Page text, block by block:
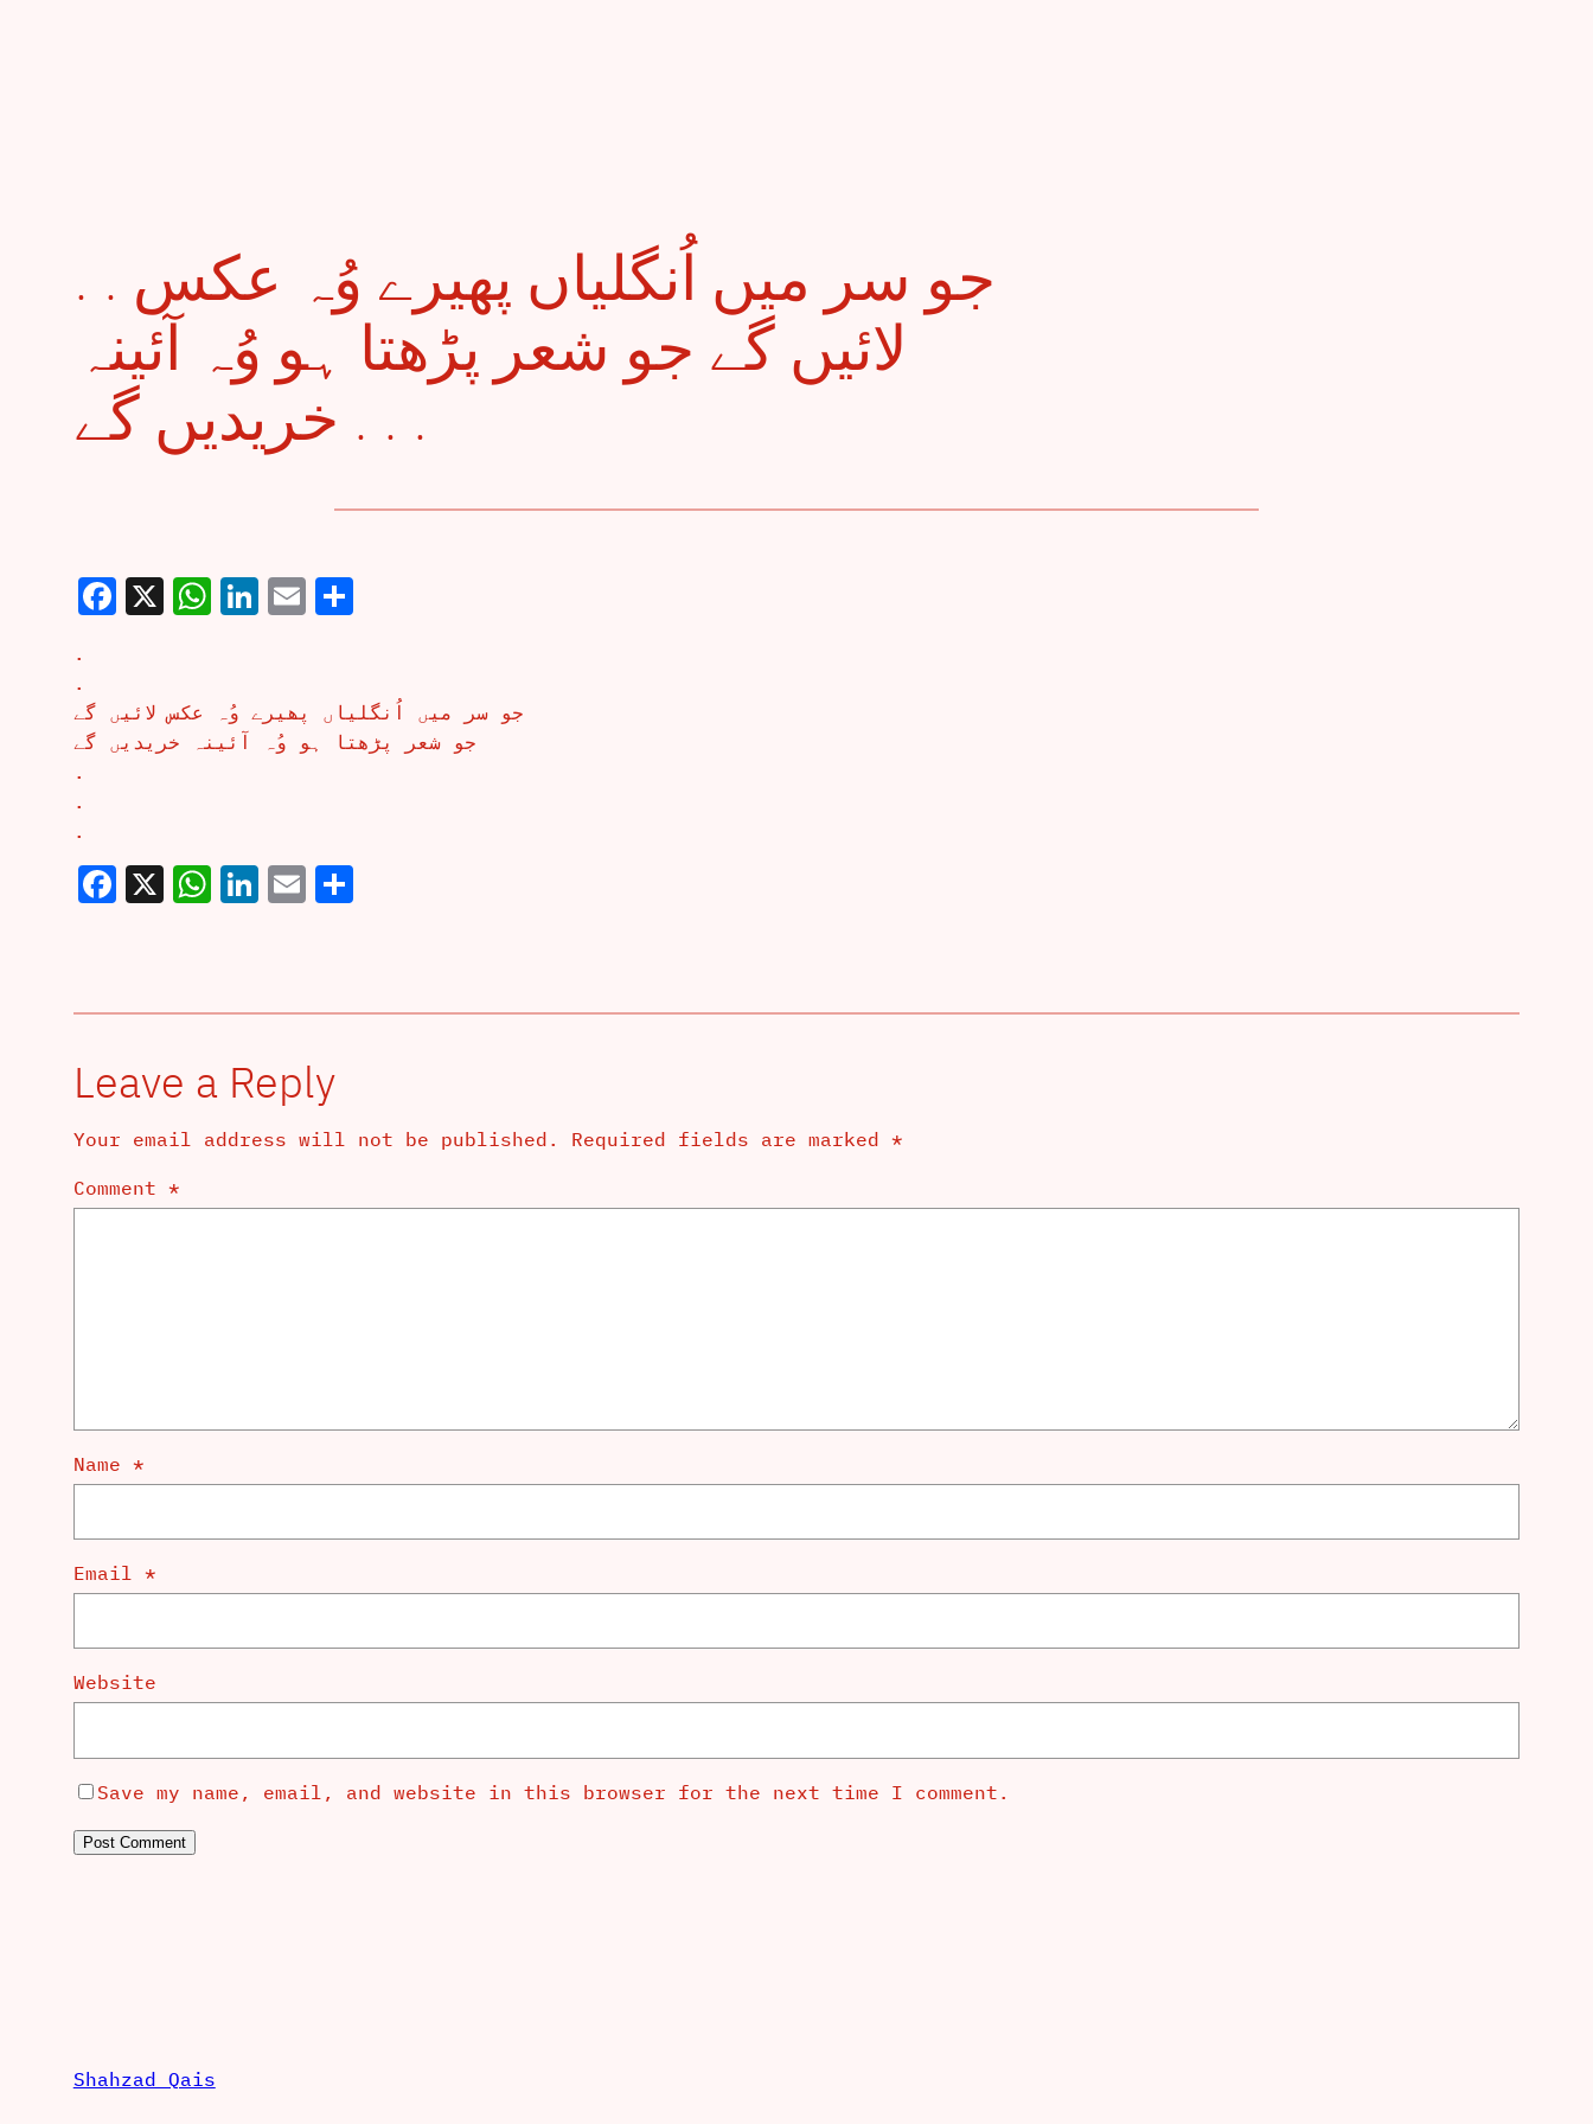
. . جو سر میں اُنگلیاں پھیرے وُہ عکس
لائیں گے جو شعر پڑھتا ہو وُہ آئینہ
خریدیں گے . . .
Facebook
X WhatsApp
LinkedIn
EmailShare
.
.
جو سر میں اُنگلیاں پھیرے وُہ عکس لائیں گے
جو شعر پڑھتا ہو وُہ آئینہ خریدیں گے
.
.
.
Facebook
X WhatsApp
LinkedIn
EmailShare
Leave a Reply
Your email address will not be published. Required fields are marked *
Comment *
Name *
Email *
Website
Save my name, email, and website in this browser for the next time I comment.
Shahzad Qais